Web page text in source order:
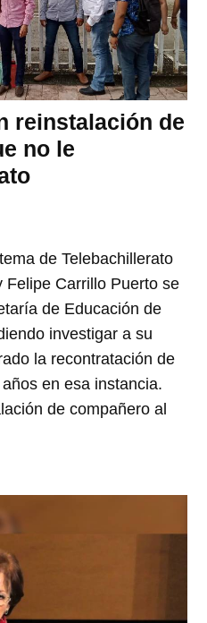
reinstalación de
no le
de Telebachillerato
Carrillo Puerto se
de Educación de
investigar a su
la recontratación de
en esa instancia.
de compañero al